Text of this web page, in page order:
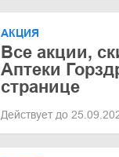
АКЦИЯ
Все акции,
Аптеки
странице
Действует до